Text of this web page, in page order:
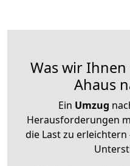
Was wir
Ahaus
Ein Umzug
Herausforderungen
die Last zu